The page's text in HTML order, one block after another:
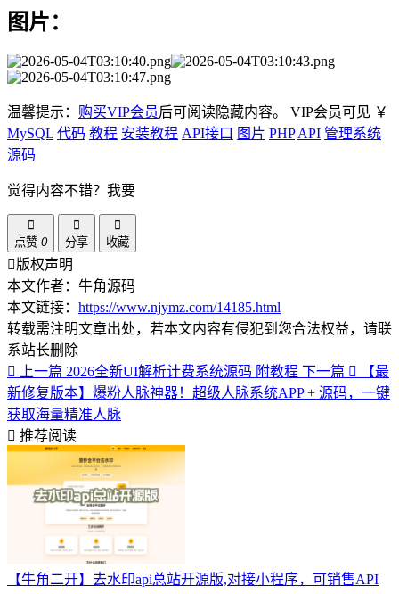
图片：
温馨提示： 购买VIP会员后可阅读隐藏内容。 VIP会员可见 ￥
MySQL 代码 教程 安装教程 API接口 图片 PHP API 管理系统
源码
觉得内容不错？我要
点赞 0 分享 收藏
版权声明
本文作者：牛角源码
本文链接： https://www.njymz.com/14185.html
转载需注明文章出处，若本文内容有侵犯到您合法权益，请联
系站长删除
上一篇 2026全新UI解析计费系统源码 附教程 下一篇
【最
新修复版本】爆粉人脉神器！超级人脉系统APP + 源码，一键
获取海量精准人脉
推荐阅读
【牛角二开】去水印api总站开源版,对接小程序，可销售API